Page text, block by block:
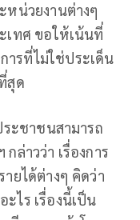
หน่วยงานต่างๆ
เทศ ขอให้เน้นที่
ารที่ไม่ใช่ประเด็น
สุด
ระชาชนสามารถ
ล่าวว่า เรื่องการ
ยได้ต่างๆ คิดว่า
ไร เรื่องนี้เป็น